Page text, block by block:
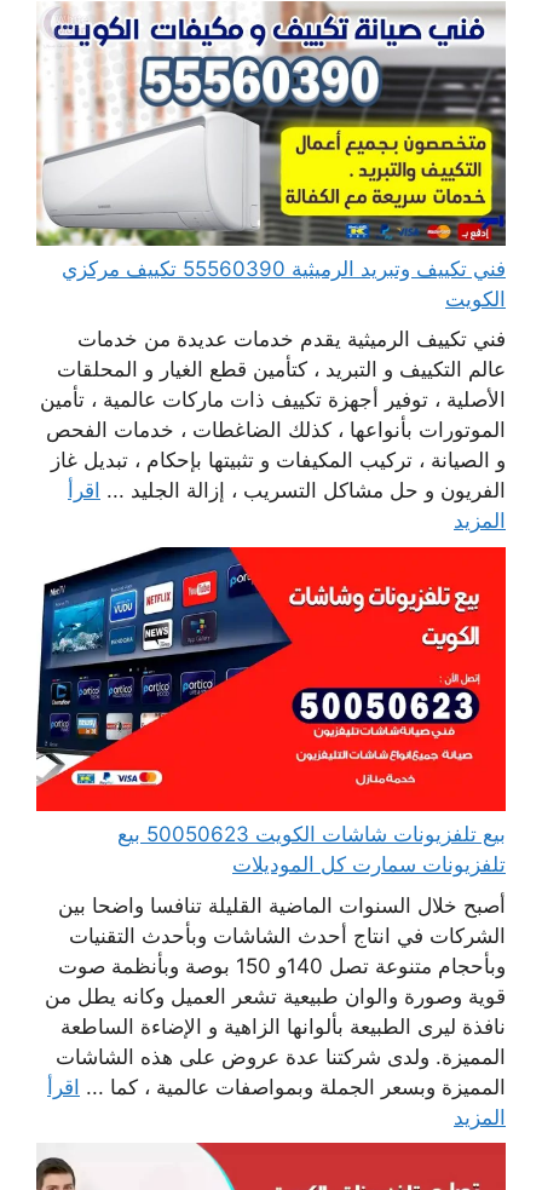
فني تكييف وتبريد الرميثية 55560390 تكييف مركزي
الكويت
فني تكييف الرميثية يقدم خدمات عديدة من خدمات
عالم التكييف و التبريد ، كتأمين قطع الغيار و المحلقات
الأصلية ، توفير أجهزة تكييف ذات ماركات عالمية ، تأمين
الموتورات بأنواعها ، كذلك الضاغطات ، خدمات الفحص
و الصيانة ، تركيب المكيفات و تثبيتها بإحكام ، تبديل غاز
الفريون و حل مشاكل التسريب ، إزالة الجليد ... اقرأ
المزيد
بيع تلفزيونات شاشات الكويت 50050623 بيع
تلفزيونات سمارت كل الموديلات
أصبح خلال السنوات الماضية القليلة تنافسا واضحا بين
الشركات في انتاج أحدث الشاشات وبأحدث التقنيات
وبأحجام متنوعة تصل 140و 150 بوصة وبأنظمة صوت
قوية وصورة والوان طبيعية تشعر العميل وكانه يطل من
نافذة ليرى الطبيعة بألوانها الزاهية و الإضاءة الساطعة
المميزة. ولدى شركتنا عدة عروض على هذه الشاشات
المميزة وبسعر الجملة وبمواصفات عالمية ، كما ... اقرأ
المزيد